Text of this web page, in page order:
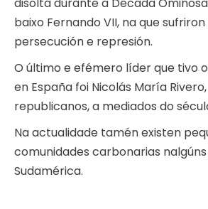
disolta durante a Década Ominosa
baixo Fernando VII, na que
persecución e represión.
O último e efémero líder que tivo
en España foi Nicolás María
republicanos, a mediados do
Na actualidade tamén existen
comunidades carbonarias
Sudamérica.